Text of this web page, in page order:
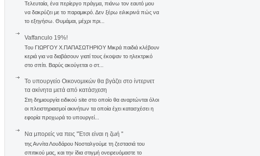
Τελευταία, ένα περίεργο πράγμα, πιάνω τον εαυτό μου
να δακρύζει με το παραμικρό. Δεν ξέρω ειλικρινά πώς να
το εξηγήσω. Θυμάμαι, μέχρι πρι...
Vaffanculo 19%!
Του ΓΙΩΡΓΟΥ Χ.ΠΑΠΑΣΩΤΗΡΙΟΥ Μικρά παιδιά κλέβουν
κεριά για να διαβάσουν γιατί τους έκοψαν το ηλεκτρικό
στο σπίτι. Βαρύς ακούγεται ο στ...
To υπουργείο Οικονομικών θα βγάζει στο ίντερνετ
τα ακίνητα μετά από κατάσχεση
Στη δημιουργία ειδικού site στο οποίο θα αναρτώνται όλοι
οι πλειστηριασμοί ακινήτων τα οποία έχει κατασχέσει η
εφορία προχωρά το υπουργεί...
Να μπορείς να πεις ''Έτσι είναι η ζωή ''
της Αννίτα Λουδάρου Νοσταλγούμε τη ζεστασιά του
σπιτικού μας, και την ίδια στιγμή ονειρευόμαστε το